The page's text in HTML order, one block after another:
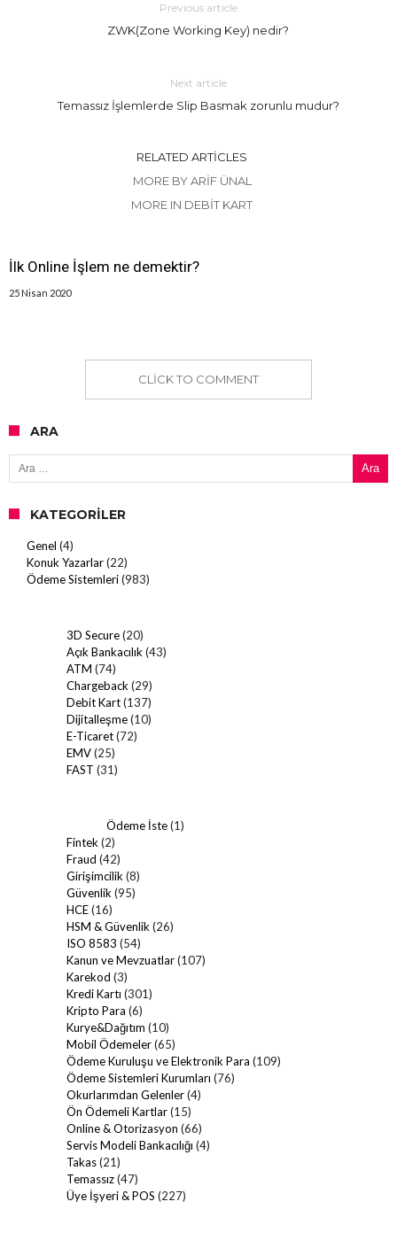
Previous article
ZWK(Zone Working Key) nedir?
Next article
Temassız İşlemlerde Slip Basmak zorunlu mudur?
RELATED ARTICLES
MORE BY ARIF ÜNAL
MORE IN DEBIT KART
İlk Online İşlem ne demektir?
25 Nisan 2020
CLICK TO COMMENT
ARA
Arama:
KATEGORILER
Genel (4)
Konuk Yazarlar(22)
Ödeme Sistemleri(983)
3D Secure(20)
Açık Bankacılık (43)
ATM (74)
Chargeback (29)
Debit Kart(137)
Dijitalleşme(10)
E-Ticaret(72)
EMV(25)
FAST (31)
Ödeme İste(1)
Fintek (2)
Fraud (42)
Girişimcilik (8)
Güvenlik (95)
HCE(16)
HSM & Güvenlik (26)
ISO 8583 (54)
Kanun ve Mevzuatlar(107)
Karekod (3)
Kredi Kartı (301)
Kripto Para (6)
Kurye&Dağıtım (10)
Mobil Ödemeler(65)
Ödeme Kuruluşu ve Elektronik Para (109)
Ödeme Sistemleri Kurumları (76)
Okurlarımdan Gelenler(4)
Ön Ödemeli Kartlar(15)
Online & Otorizasyon (66)
Servis Modeli Bankacılığı (4)
Takas(21)
Temassız(47)
Üye İşyeri & POS (227)